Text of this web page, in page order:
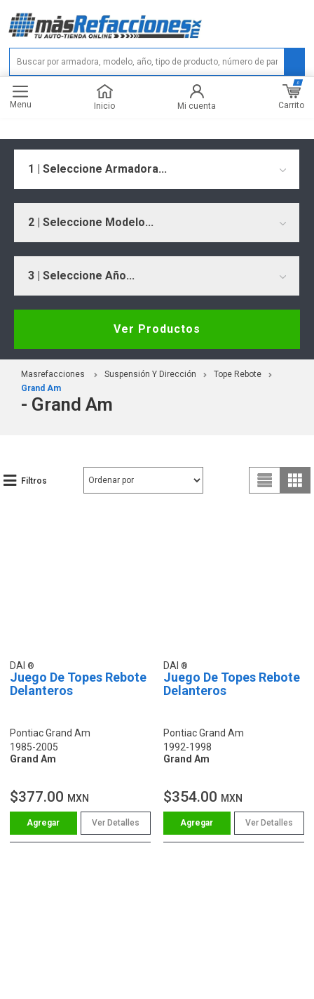
Menu Inicio Mi cuenta Carrito
0
1 | Seleccione Armadora...
2 | Seleccione Modelo...
3 | Seleccione Año...
Ver Productos
Masrefacciones Suspensión Y Dirección
Tope Rebote
Grand Am
- Grand Am
Filtros
DAI
Juego De Topes Rebote
Delanteros
Pontiac Grand Am
1985-2005
Grand Am
$377.00 MXN
Ver Detalles
DAI
Juego De Topes Rebote
Delanteros
Pontiac Grand Am
1992-1998
Grand Am
$354.00 MXN
Ver Detalles